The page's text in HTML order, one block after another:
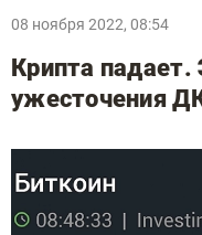
08 ноября 2022, 08:54
Крипта
ужесточения